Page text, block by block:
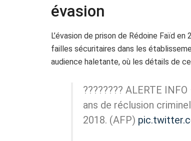
évasion
L’évasion de prison de Rédoine Faïd
failles sécuritaires dans les
audience haletante, où les détails de
???????? ALERTE
ans de réclusion
2018. (AFP)